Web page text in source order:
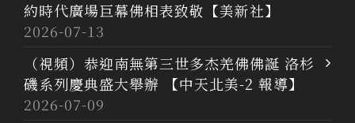
約時代廣場巨幕佛相表致敬【美新社】
2026-07-13
（視頻）恭迎南無第三世多杰羌佛佛誕 洛杉
磯系列慶典盛大舉辦 【中天北美-2 報導】
2026-07-09